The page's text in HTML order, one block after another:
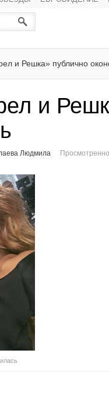
и Решка» публично
и
Людмила